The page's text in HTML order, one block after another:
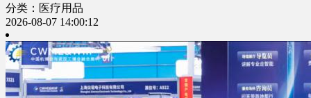
分类：医疗用品
2026-08-07 14:00:12